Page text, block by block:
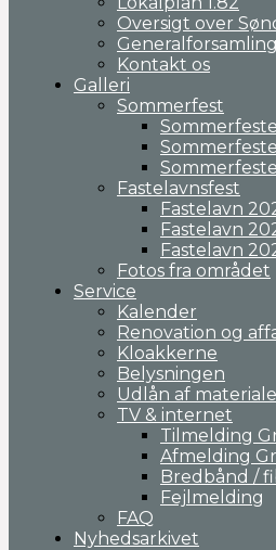
Oversigt over
Generalforsamling
Kontakt os
Galleri
Sommerfest
Fastelavnsfest
Fastelavn
Fastelavn
Fastelavn
Fotos fra området
Service
Kalender
Renovation og
Kloakkerne
Belysningen
Udlån af
TV & internet
Tilmelding
Afmelding
Bredbånd /
Fejlmelding
FAQ
Nyhedsarkivet